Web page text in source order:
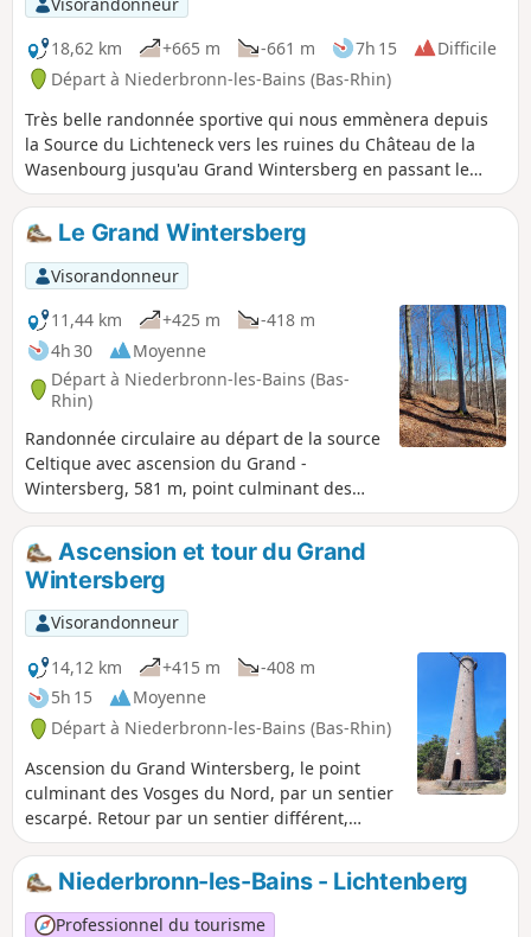
Falkensteinbach et la Chapelle Notre-Dame du
Wasenberg.
18,62 km
+665 m -661 m 7h 15
Difficile
Départ à Niederbronn-les-Bains (Bas-Rhin)
Très belle randonnée sportive qui nous emmènera depuis
la Source du Lichteneck vers les ruines du Château de la
Wasenbourg jusqu'au Grand Wintersberg en passant le
lieu-dit Breitenwasen. La montée au Wintersberg est rude
et nécessite une bonne endurance. Les bâtons de marche
s’avéreront particulièrement utiles à ce niveau. Pour les plus
motivés, ce parcours est parfait pour une séance
d'entrainement de trail puisqu'il allie montées, descentes et
passages techniques.
Le Grand Wintersberg
Visorandonneur
11,44 km
+425 m
-418 m
4h 30
Moyenne
Départ à Niederbronn-les-Bains (Bas-
Rhin)
Randonnée circulaire au départ de la source
Celtique avec ascension du Grand -
Wintersberg, 581 m, point culminant des
Vosges du Nord et retour via le chalet du Col
de la Liese (appartenant au Club Vosgien et
l'abri du Heidenkopf.
Ascension et tour du Grand
Wintersberg
Visorandonneur
14,12 km
+415 m
-408 m
5h 15
Moyenne
Départ à Niederbronn-les-Bains (Bas-Rhin)
Ascension du Grand Wintersberg, le point
culminant des Vosges du Nord, par un sentier
escarpé. Retour par un sentier différent,
également étroit. Vigilance par temps pluvieux
ou avec des sentiers enneigés.
Niederbronn-les-Bains - Lichtenberg
Professionnel du tourisme